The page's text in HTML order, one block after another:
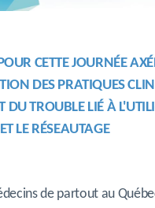
CETTE JOURNÉE
DES PRATIQUES
DU TROUBLE LIÉ À
LE RÉSEAUTAGE
de partout au